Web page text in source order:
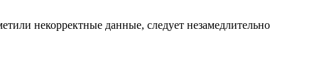
некорректные данные, следует незамедлительно